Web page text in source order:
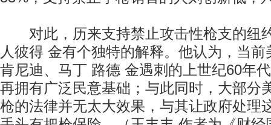
对此，历来支持禁止攻击性枪支的纽
人彼得 金有个独特的解释。他认为，当
肯尼迪、马丁 路德 金遇刺的上世纪60年
再拥有广泛民意基础；与此同时，大部分
枪的法律并无太大效果，与其让政府处理